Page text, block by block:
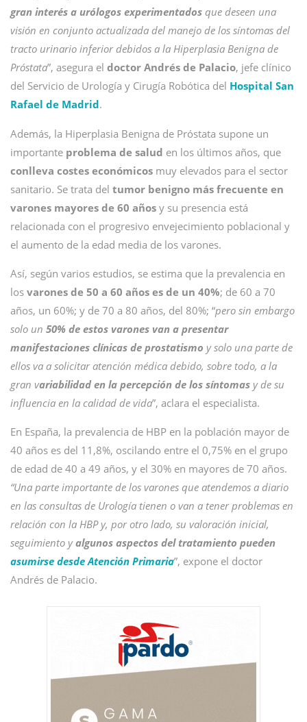
gran interés a urólogos experimentados que deseen una
visión en conjunto actualizada del manejo de los síntomas del
tracto urinario inferior debidos a la Hiperplasia Benigna de
Próstata”, asegura el doctor Andrés de Palacio, jefe clínico
del Servicio de Urología y Cirugía Robótica del Hospital San
Rafael de Madrid.
Además, la Hiperplasia Benigna de Próstata supone un
importante problema de salud en los últimos años, que
conlleva costes económicos muy elevados para el sector
sanitario. Se trata del tumor benigno más frecuente en
varones mayores de 60 años y su presencia está
relacionada con el progresivo envejecimiento poblacional y
el aumento de la edad media de los varones.
Así, según varios estudios, se estima que la prevalencia en
los varones de 50 a 60 años es de un 40%; de 60 a 70
años, un 60%; y de 70 a 80 años, del 80%; “pero sin embargo
solo un 50% de estos varones van a presentar
manifestaciones clínicas de prostatismo y solo una parte de
ellos va a solicitar atención médica debido, sobre todo, a la
gran variabilidad en la percepción de los síntomas y de su
influencia en la calidad de vida”, aclara el especialista.
En España, la prevalencia de HBP en la población mayor de
40 años es del 11,8%, oscilando entre el 0,75% en el grupo
de edad de 40 a 49 años, y el 30% en mayores de 70 años.
“Una parte importante de los varones que atendemos a diario
en las consultas de Urología tienen o van a tener problemas en
relación con la HBP y, por otro lado, su valoración inicial,
seguimiento yalgunos aspectos del tratamiento pueden
asumirse desde Atención Primaria”, expone el doctor
Andrés de Palacio.